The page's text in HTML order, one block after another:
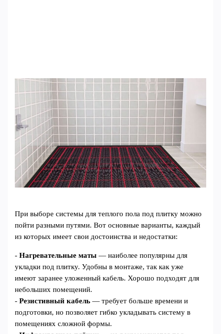
При выборе системы для теплого пола под плитку можно
пойти разными путями. Вот основные варианты, каждый
из которых имеет свои достоинства и недостатки:
-Нагревательные маты — наиболее популярны для
укладки под плитку. Удобны в монтаже, так как уже
имеют заранее уложенный кабель. Хорошо подходят для
небольших помещений.
-Резистивный кабель — требует больше времени и
подготовки, но позволяет гибко укладывать систему в
помещениях сложной формы.